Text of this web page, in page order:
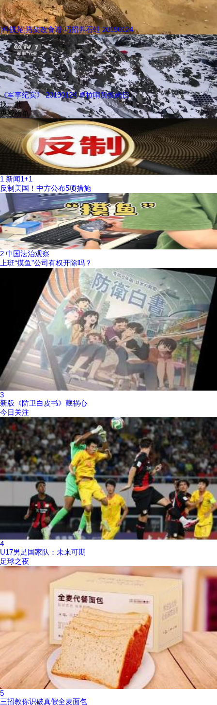
[科技苑]搭架改食谱 巧招养石蛙 20190124
《军事纪实》 20190124 卓拉哨所换岗日
换一批
央视榜单
1 新闻1+1
反制美国！中方公布5项措施
2 中国法治观察
上班“摸鱼”公司有权开除吗？
3
新版《防卫白皮书》藏祸心
今日关注
4
U17男足国家队：未来可期
足球之夜
5
三招教你识破真假全麦面包